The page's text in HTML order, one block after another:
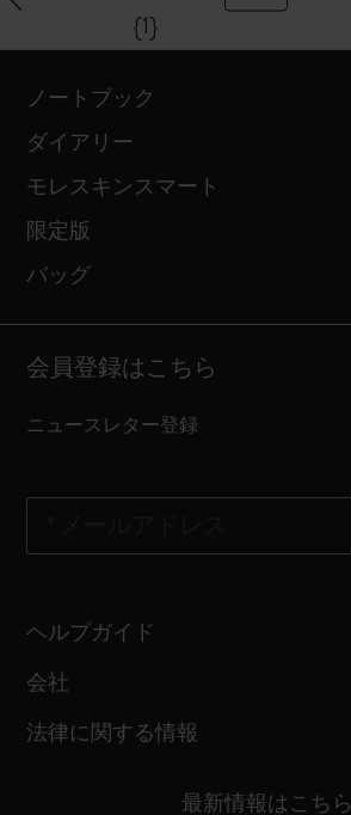
{1}
ノートブック
ダイアリー
モレスキンスマート
限定版
バッグ
会員登録はこちら
ニュースレター登録
ヘルプガイド
会社
法律に関する情報
最新情報はこちら